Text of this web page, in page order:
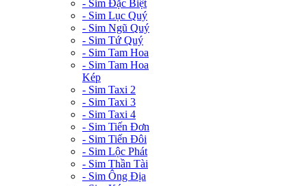
- Sim Đặc Biệt
- Sim Lục Quý
- Sim Ngũ Quý
- Sim Tứ Quý
- Sim Tam Hoa
- Sim Tam Hoa
Kép
- Sim Taxi 2
- Sim Taxi 3
- Sim Taxi 4
- Sim Tiến Đơn
- Sim Tiến Đôi
- Sim Lộc Phát
- Sim Thần Tài
- Sim Ông Địa